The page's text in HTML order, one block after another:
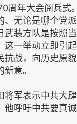
周年大会阅兵式
无论是哪个党
装方队是按照
一举动立即引
战，向历史原
意。
军表示中共大
呼吁中共要真诚